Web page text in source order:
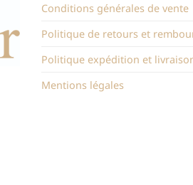
Conditions générales de vente
Politique de retours et
Politique expédition et
Mentions légales